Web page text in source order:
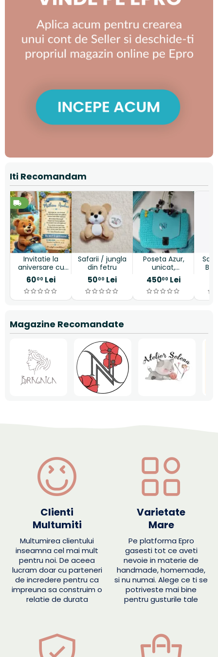
Iti Recomandam
Invitatie la
aniversare cu
ursulet vesel
6000 Lei
Safarii / jungla
din fetru
5000 Lei
Poseta Azur,
unicat,
handmade
45000 Lei
Magazine Recomandate
Clienti
Multumiti
Multumirea clientului
inseamna cel mai mult
pentru noi. De aceea
lucram doar cu parteneri
de incredere pentru ca
impreuna sa construim o
relatie de durata
Varietate
Mare
Pe platforma Epro
gasesti tot ce aveti
nevoie in materie de
handmade, homemade,
si nu numai. Alege ce ti se
potriveste mai bine
pentru gusturile tale